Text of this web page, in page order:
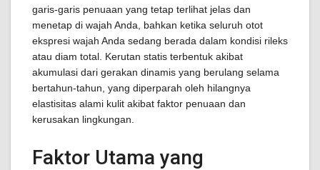
garis-garis penuaan yang tetap terlihat jelas dan
menetap di wajah Anda, bahkan ketika seluruh otot
ekspresi wajah Anda sedang berada dalam kondisi rileks
atau diam total. Kerutan statis terbentuk akibat
akumulasi dari gerakan dinamis yang berulang selama
bertahun-tahun, yang diperparah oleh hilangnya
elastisitas alami kulit akibat faktor penuaan dan
kerusakan lingkungan.
Faktor Utama yang